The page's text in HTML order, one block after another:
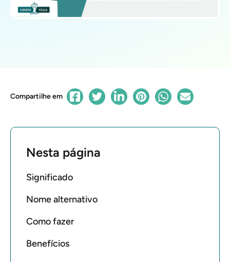
Compartilhe em
Nesta página
Significado
Nome alternativo
Como fazer
Benefícios